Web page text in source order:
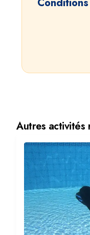
Autres activités